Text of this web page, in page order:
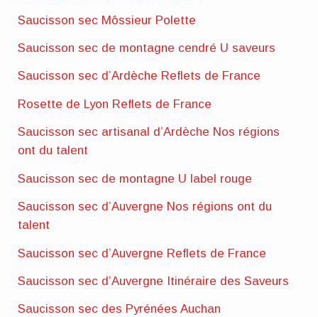
Saucisson sec Môssieur Polette
Saucisson sec de montagne cendré U saveurs
Saucisson sec d’Ardèche Reflets de France
Rosette de Lyon Reflets de France
Saucisson sec artisanal d’Ardèche Nos régions
ont du talent
Saucisson sec de montagne U label rouge
Saucisson sec d’Auvergne Nos régions ont du
talent
Saucisson sec d’Auvergne Reflets de France
Saucisson sec d’Auvergne Itinéraire des Saveurs
Saucisson sec des Pyrénées Auchan